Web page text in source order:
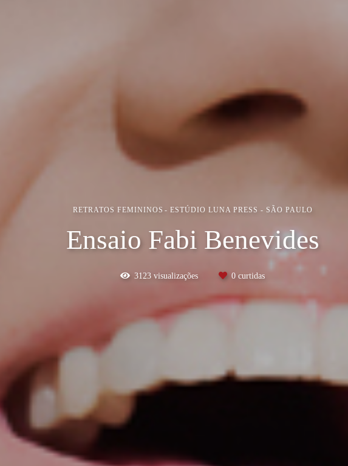
RETRATOS FEMININOS ESTÚDIO LUNA PRESS - SÃO PAULO
Ensaio Fabi Benevides
3123 visualizações 0 curtidas